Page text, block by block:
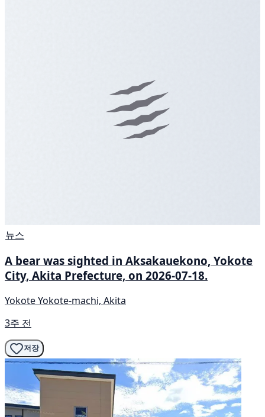
뉴스
A bear was sighted in Aksakauekono, Yokote
City, Akita Prefecture, on 2026-07-18.
Yokote Yokote-machi, Akita
3주 전
저장